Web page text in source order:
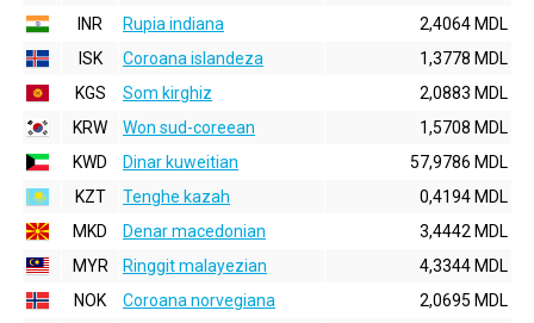
INR
Rupia indiana
2,4064 MDL
ISK
Coroana islandeza
1,3778 MDL
KGS
Som kirghiz
2,0883 MDL
KRW
Won sud-coreean
1,5708 MDL
KWD
Dinar kuweitian
57,9786 MDL
KZT
Tenghe kazah
0,4194 MDL
MKD
Denar macedonian
3,4442 MDL
MYR
Ringgit malayezian
4,3344 MDL
NOK
Coroana norvegiana
2,0695 MDL